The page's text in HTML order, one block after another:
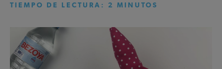
TIEMPO DE LECTURA: 2 MINUTOS